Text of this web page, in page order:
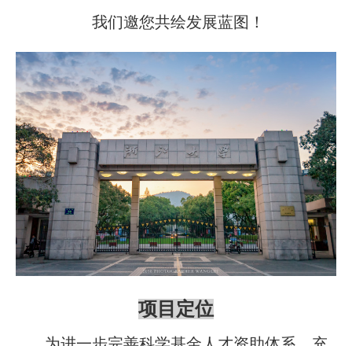
我们邀您共绘发展蓝图！
项目定位